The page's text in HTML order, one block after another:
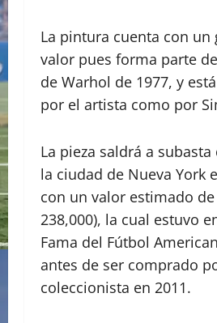
La pintura cuenta con un
valor pues forma parte
de Warhol de 1977, y
por el artista como por
La pieza saldrá a
la ciudad de Nueva York
con un valor estimado de
238,000), la cual estuvo
Fama del Fútbol
antes de ser comprado
coleccionista en 2011.